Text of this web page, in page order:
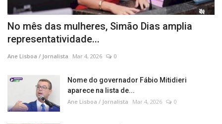
No mês das mulheres, Simão Dias amplia
representatividade...
Ane Lisboa / Jornalista Mar 4, 2026 0
Nome do governador Fábio Mitidieri
aparece na lista de...
Ane Lisboa / Jornalista Mar 4, 2026 0